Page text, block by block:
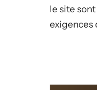
le site
exigences